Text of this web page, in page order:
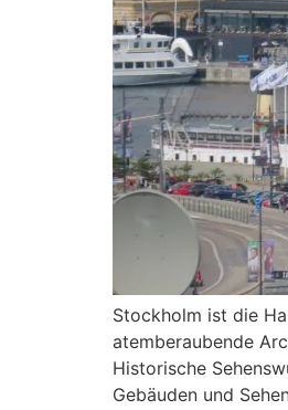
Stockholm ist die
atemberaubende
Historische
Gebäuden und